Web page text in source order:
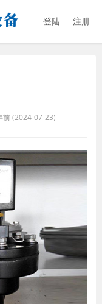
登陆 注册
前 (2024-07-23)